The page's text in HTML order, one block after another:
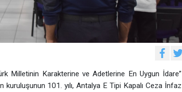
Milletinin Karakterine ve Adetlerine En Uygun İdare”
101. yılı, Antalya E Tipi Kapalı Ceza İnfaz